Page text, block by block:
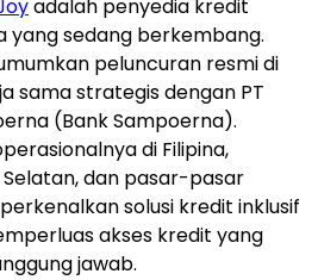
adalah penyedia kredit
yang sedang berkembang.
peluncuran resmi di
sama strategis dengan PT
(Bank Sampoerna).
di Filipina,
Selatan, dan pasar-pasar
solusi kredit inklusif
akses kredit yang
jawab.